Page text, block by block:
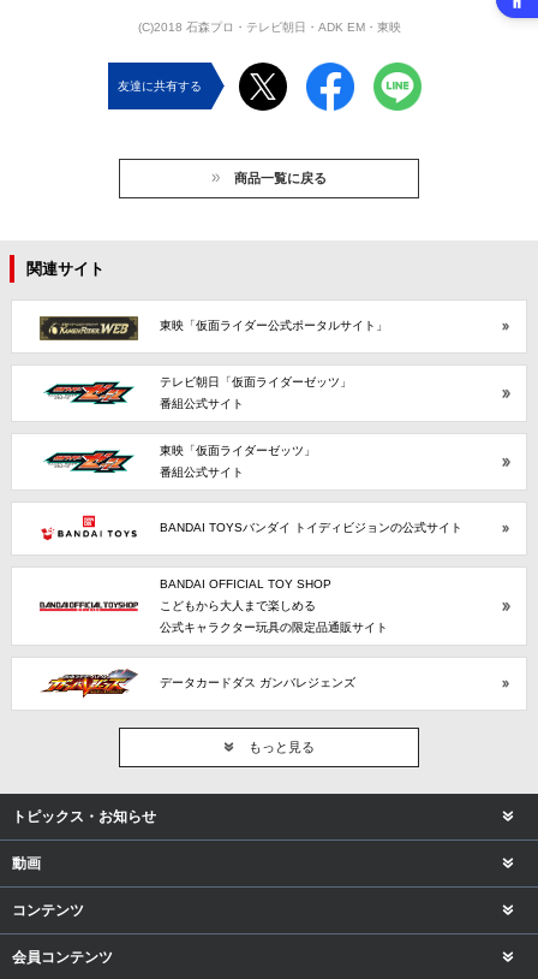
(C)2018 石森プロ・テレビ朝日・ADK EM・東映
友達に共有する
商品一覧に戻る
関連サイト
東映「仮面ライダー公式ポータルサイト」
テレビ朝日「仮面ライダーゼッツ」
番組公式サイト
東映「仮面ライダーゼッツ」
番組公式サイト
BANDAI TOYSバンダイ トイディビジョンの公式サイト
BANDAI OFFICIAL TOY SHOP
こどもから大人まで楽しめる
公式キャラクター玩具の限定品通販サイト
データカードダス ガンバレジェンズ
もっと見る
トピックス・お知らせ
動画
コンテンツ
会員コンテンツ